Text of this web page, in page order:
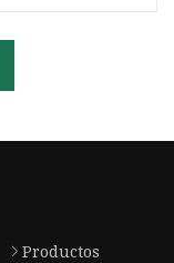
Productos